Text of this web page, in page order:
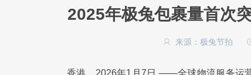
2025年极兔包裹量首次
来源：极兔节拍
香港，2026年1月7日 ——全球物流服务运